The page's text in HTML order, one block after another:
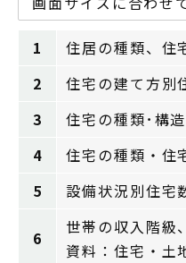
1
住居の種類、
2
住宅の建て方
3
住宅の種類･構
4
住宅の種類・
5
設備状況別住
6
世帯の収入階級
資料：住宅・土